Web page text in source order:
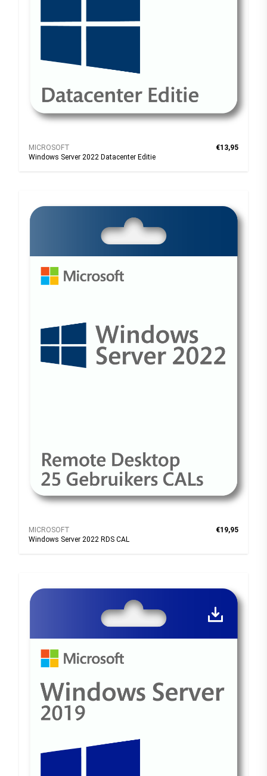
MICROSOFT
Windows Server 2022 Datacenter Editie
€13,95
MICROSOFT
Windows Server 2022 RDS CAL
€19,95